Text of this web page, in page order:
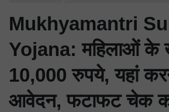
Mukhyamantri
Yojana: महिलाओं के
10,000 रुपये, यहां
आवेदन, फटाफट चेक